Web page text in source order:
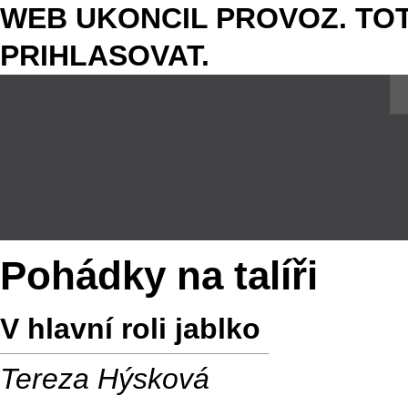
WEB UKONCIL PROVOZ.
PRIHLASOVAT.
Pohádky na talíři
V hlavní roli jablko
Tereza Hýsková